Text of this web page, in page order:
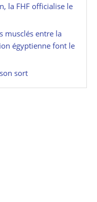
la FHF officialise le
musclés entre la
égyptienne font le
sort